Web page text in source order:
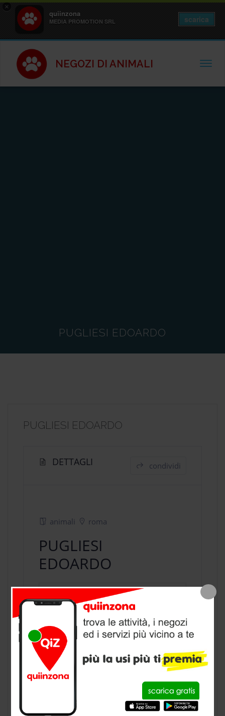
×
quiinzona
MEDIA PROMOTION SRL scarica
NEGOZI DI ANIMALI
PUGLIESI EDOARDO
PUGLIESI EDOARDO
DETTAGLI condividi
animali roma
PUGLIESI
EDOARDO
negozio animalia Roma, provincia di
Roma